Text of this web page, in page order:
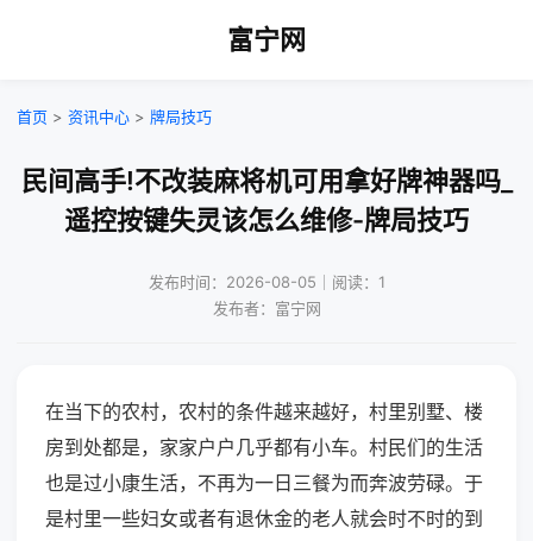
富宁网
首页 > 资讯中心 > 牌局技巧
民间高手!不改装麻将机可用拿好牌神器吗_
遥控按键失灵该怎么维修-牌局技巧
发布时间：2026-08-05｜阅读：1
发布者：富宁网
在当下的农村，农村的条件越来越好，村里别墅、楼
房到处都是，家家户户几乎都有小车。村民们的生活
也是过小康生活，不再为一日三餐为而奔波劳碌。于
是村里一些妇女或者有退休金的老人就会时不时的到